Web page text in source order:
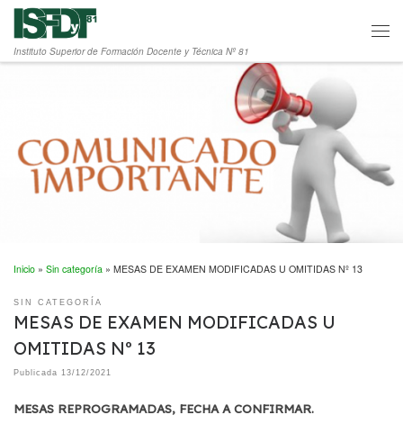
Saltar al contenido
Instituto Superior de Formación Docente y Técnica Nº 81
Inicio » Sin categoría » MESAS DE EXAMEN MODIFICADAS U OMITIDAS Nº 13
SIN CATEGORÍA
MESAS DE EXAMEN MODIFICADAS U
OMITIDAS Nº 13
Publicada 13/12/2021
MESAS REPROGRAMADAS, FECHA A CONFIRMAR.